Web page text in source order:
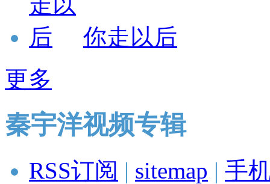
你走以后
更多
秦宇洋视频专辑
RSS订阅 | sitemap | 手